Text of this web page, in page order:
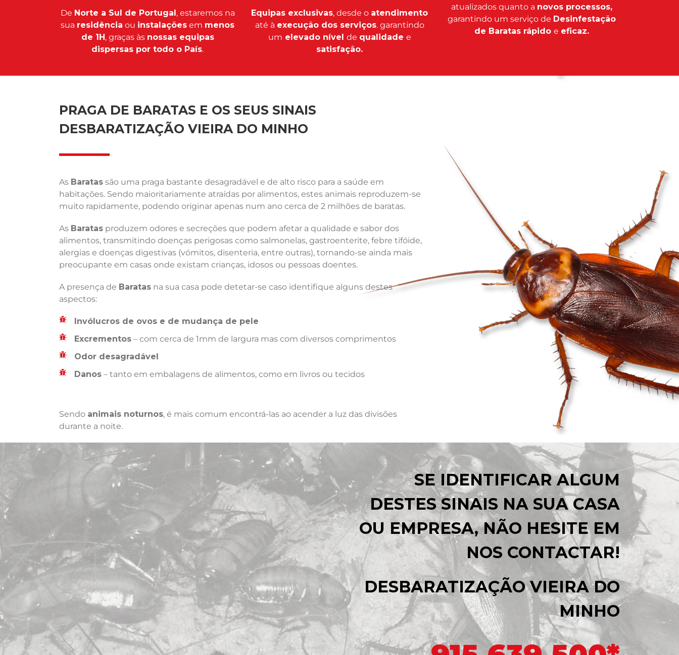
De Norte a Sul de Portugal, estaremos na
sua residência ou instalações em menos
de 1H, graças às nossas equipas
dispersas por todo o País.
Equipas exclusivas, desde o atendimento
até à execução dos serviços. garantindo
um elevado nível de qualidade e
satisfação.
atualizados quanto a novos processos,
garantindo um serviço de Desinfestação
de Baratas rápido e eficaz.
PRAGA DE BARATAS E OS SEUS SINAIS
DESBARATIZAÇÃO VIEIRA DO MINHO
As Baratas são uma praga bastante desagradável e de alto risco para a saúde em
habitações. Sendo maioritariamente atraídas por alimentos, estes animais reproduzem-se
muito rapidamente, podendo originar apenas num ano cerca de 2 milhões de baratas.
As Baratas produzem odores e secreções que podem afetar a qualidade e sabor dos
alimentos, transmitindo doenças perigosas como salmonelas, gastroenterite, febre tifóide,
alergias e doenças digestivas (vómitos, disenteria, entre outras), tornando-se ainda mais
preocupante em casas onde existam crianças, idosos ou pessoas doentes.
A presença de Baratas na sua casa pode detetar-se caso identifique alguns destes
aspectos:
Invólucros de ovos e de mudança de pele
Excrementos – com cerca de 1mm de largura mas com diversos comprimentos
Odor desagradável
Danos – tanto em embalagens de alimentos, como em livros ou tecidos
Sendo animais noturnos, é mais comum encontrá-las ao acender a luz das divisões
durante a noite.
SE IDENTIFICAR ALGUM
DESTES SINAIS NA SUA CASA
OU EMPRESA, NÃO HESITE EM
NOS CONTACTAR!
DESBARATIZAÇÃO VIEIRA DO
MINHO